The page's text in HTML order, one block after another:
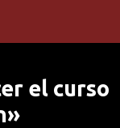
el curso